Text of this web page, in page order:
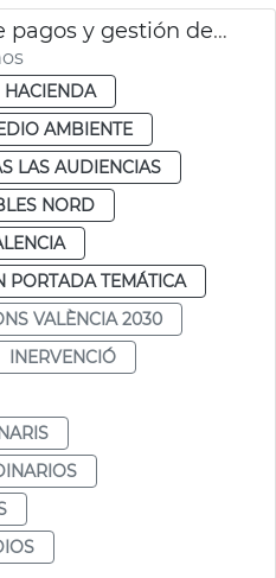
Pleno. Protocolo de pagos y gestión de proveedores
HACIENDA
AMBIENTE
LAS AUDIENCIAS
NORD
PORTADA TEMÁTICA
VALÈNCIA 2030
INERVENCIÓ